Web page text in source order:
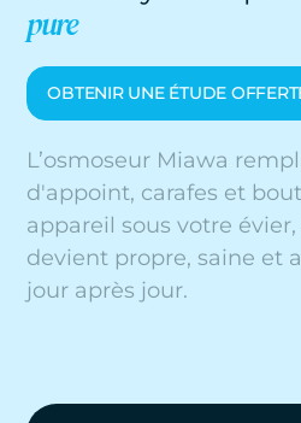
pure
OBTENIR UNE ÉTUDE
L’osmoseur Miawa
d'appoint, carafes et
appareil sous votre
devient propre, saine et
jour après jour.